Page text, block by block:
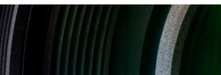
CAMERA’S OBJECTIEVEN ACCESSOIRES
NATUUROBSERVATIE
STUDIOFOTOGRAFIE